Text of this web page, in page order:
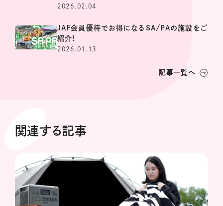
2026.02.04
JAF会員優待でお得になるSA/PAの施設をご
紹介!
2026.01.13
記事一覧へ
関連する記事